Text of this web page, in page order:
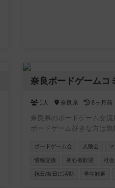
奈良ボードゲームコ
1人 奈良県 8ヶ月前
奈良県のボードゲーム交流
ボードゲーム好きな方は気
ボードゲーム会 人狼会
情報交換 初心者歓迎 社
祝日/祭日に活動 学生歓迎